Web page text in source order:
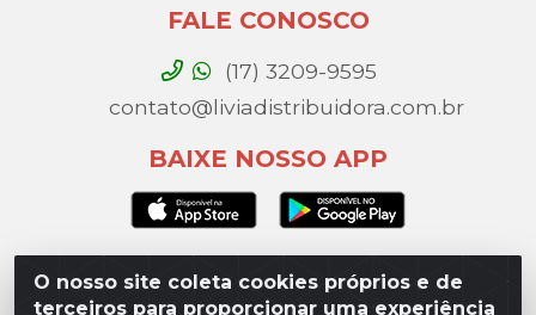
O nosso site coleta cookies próprios e de
terceiros para proporcionar uma experiência
FALE CONOSCO
(17) 3209-9595
contato@liviadistribuidora.com.br
BAIXE NOSSO APP
Lívia Distribuidora - Av. Percy Gandini, 329 – Vila